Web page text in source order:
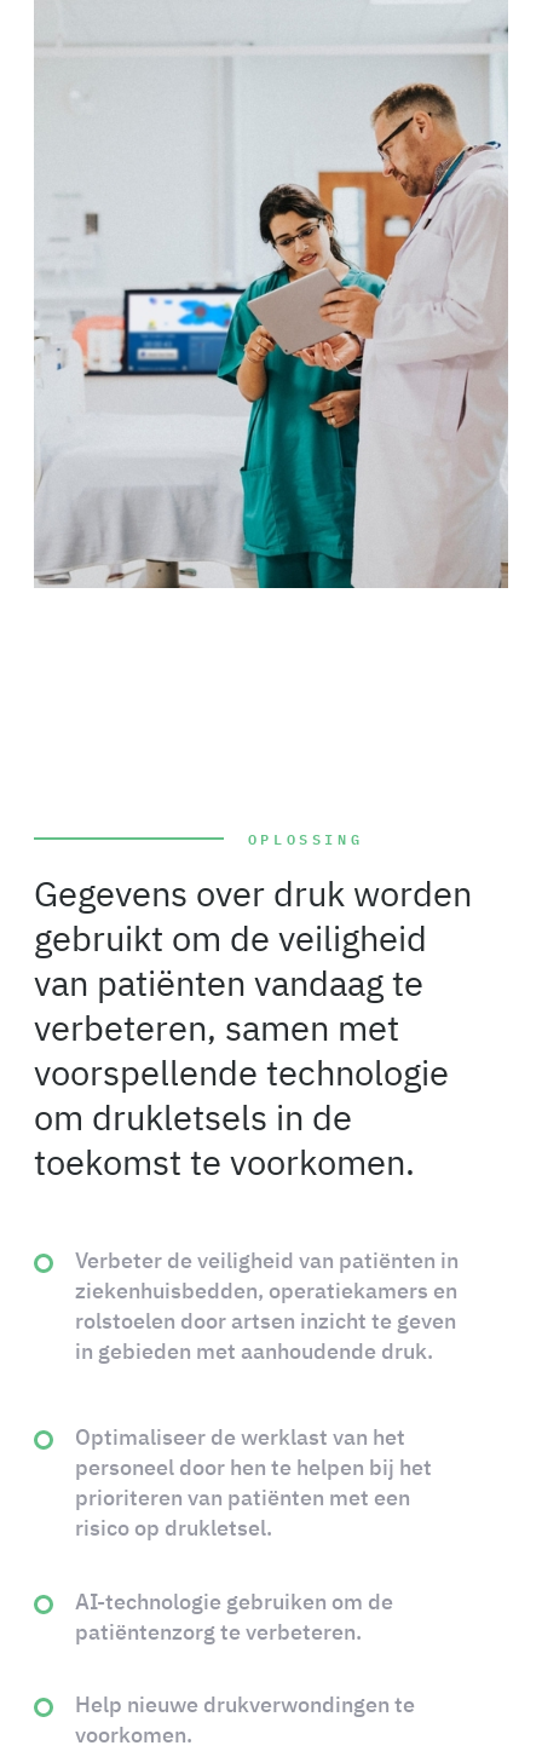
OPLOSSING
Gegevens over druk worden
gebruikt om de veiligheid
van patiënten vandaag te
verbeteren, samen met
voorspellende technologie
om drukletsels in de
toekomst te voorkomen.
Verbeter de veiligheid van patiënten in
ziekenhuisbedden, operatiekamers en
rolstoelen door artsen inzicht te geven
in gebieden met aanhoudende druk.
Optimaliseer de werklast van het
personeel door hen te helpen bij het
prioriteren van patiënten met een
risico op drukletsel.
AI-technologie gebruiken om de
patiëntenzorg te verbeteren.
Help nieuwe drukverwondingen te
voorkomen.